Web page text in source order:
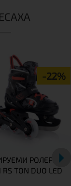
-22%
РОЛЕРИ/
TON DUO LED